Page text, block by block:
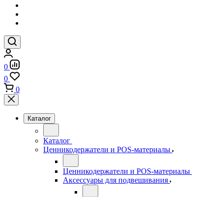
0
0
0
Каталог
Каталог
Ценникодержатели и POS-материалы
Ценникодержатели и POS-материалы
Аксессуары для подвешивания